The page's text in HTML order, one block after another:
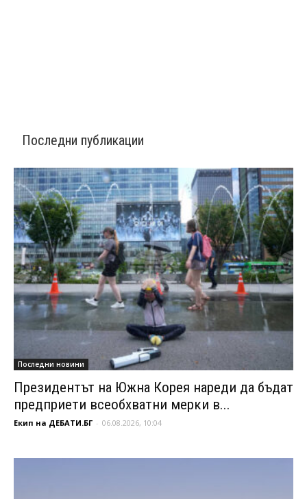
Последни публикации
Последни новини
Президентът на Южна Корея нареди да бъдат
предприети всеобхватни мерки в...
Екип на ДЕБАТИ.БГ - 06.08.2026, 10:04